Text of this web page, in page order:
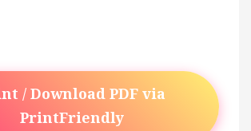
/ Download PDF via
PrintFriendly